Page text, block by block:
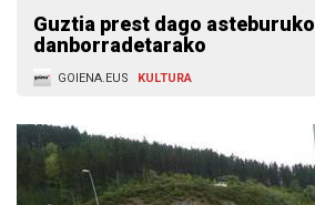
Guztia prest dago asteburuko
danborradetarako
GOIENA.EUS KULTURA